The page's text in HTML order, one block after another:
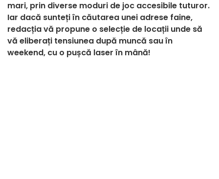
mari, prin diverse moduri de joc accesibile tuturor.
Iar dacă sunteți în căutarea unei adrese faine,
redacția vă propune o selecție de locații unde să
vă eliberați tensiunea după muncă sau în
weekend, cu o pușcă laser în mână!